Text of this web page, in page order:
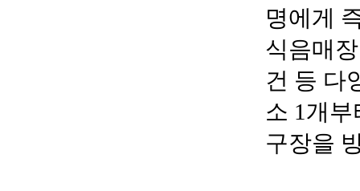
명에게
식음매
건 등 다
소 1개
구장을